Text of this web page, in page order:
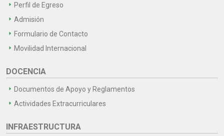
Perfil de Egreso
Admisión
Formulario de Contacto
Movilidad Internacional
DOCENCIA
Documentos de Apoyo y Reglamentos
Actividades Extracurriculares
INFRAESTRUCTURA